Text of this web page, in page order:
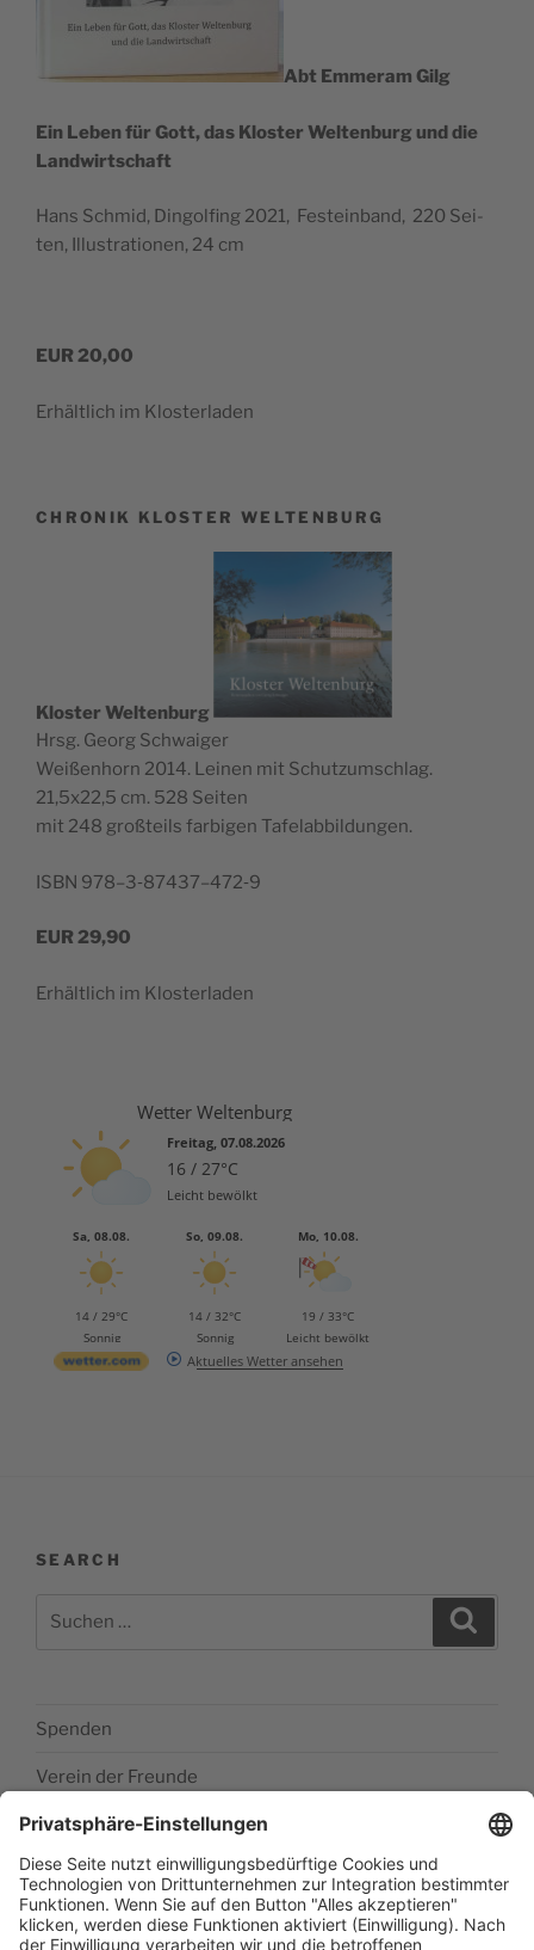
Abt Emmer­am Gilg
Ein Leben für Gott, das Klos­ter Wel­ten­burg und die
Landwirtschaft
Hans Schmid, Din­gol­fing 2021, Fest­ein­band, 220 Sei­
ten, Illus­tra­tio­nen, 24 cm
EUR 20,00
Erhält­lich im Klosterladen
CHRONIK KLOSTER WELTENBURG
Klos­ter Wel­ten­burg
Hrsg. Georg Schwaiger
Wei­ßen­horn 2014. Lei­nen mit Schutz­um­schlag.
21,5x22,5 cm. 528 Seiten
mit 248 groß­teils far­bi­gen Tafelabbildungen.
ISBN 978–3‑87437–472‑9
EUR 29,90
Erhält­lich im Klosterladen
Wetter Weltenburg
Freitag, 07.08.2026
16 / 27°C
Leicht bewölkt
Sa, 08.08.
14 / 29°C
Sonnig
So, 09.08.
14 / 32°C
Sonnig
Mo, 10.08.
19 / 33°C
Leicht bewölkt
Aktuelles Wetter ansehen
SEARCH
Spenden
Verein der Freunde
Impressum
Barrierefreiheitserklärung